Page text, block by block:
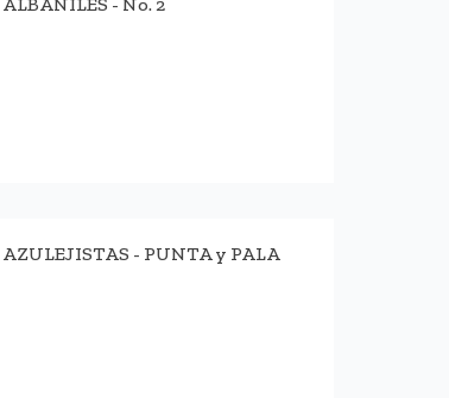
- PUNTA y PALA